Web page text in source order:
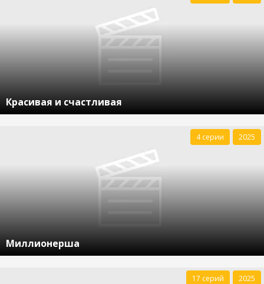
Красивая и счастливая
Миллионерша
4 серии 2025
17 серий 2025